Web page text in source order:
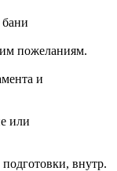
пожеланиям.
и
или
внутр.